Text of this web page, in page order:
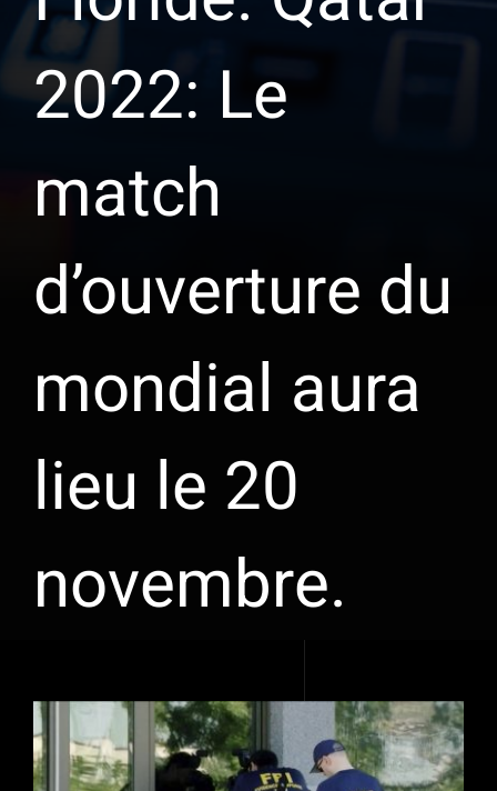
2022: Le
match
d’ouverture du
mondial aura
lieu le 20
novembre.
Voir
l'image
agrandie